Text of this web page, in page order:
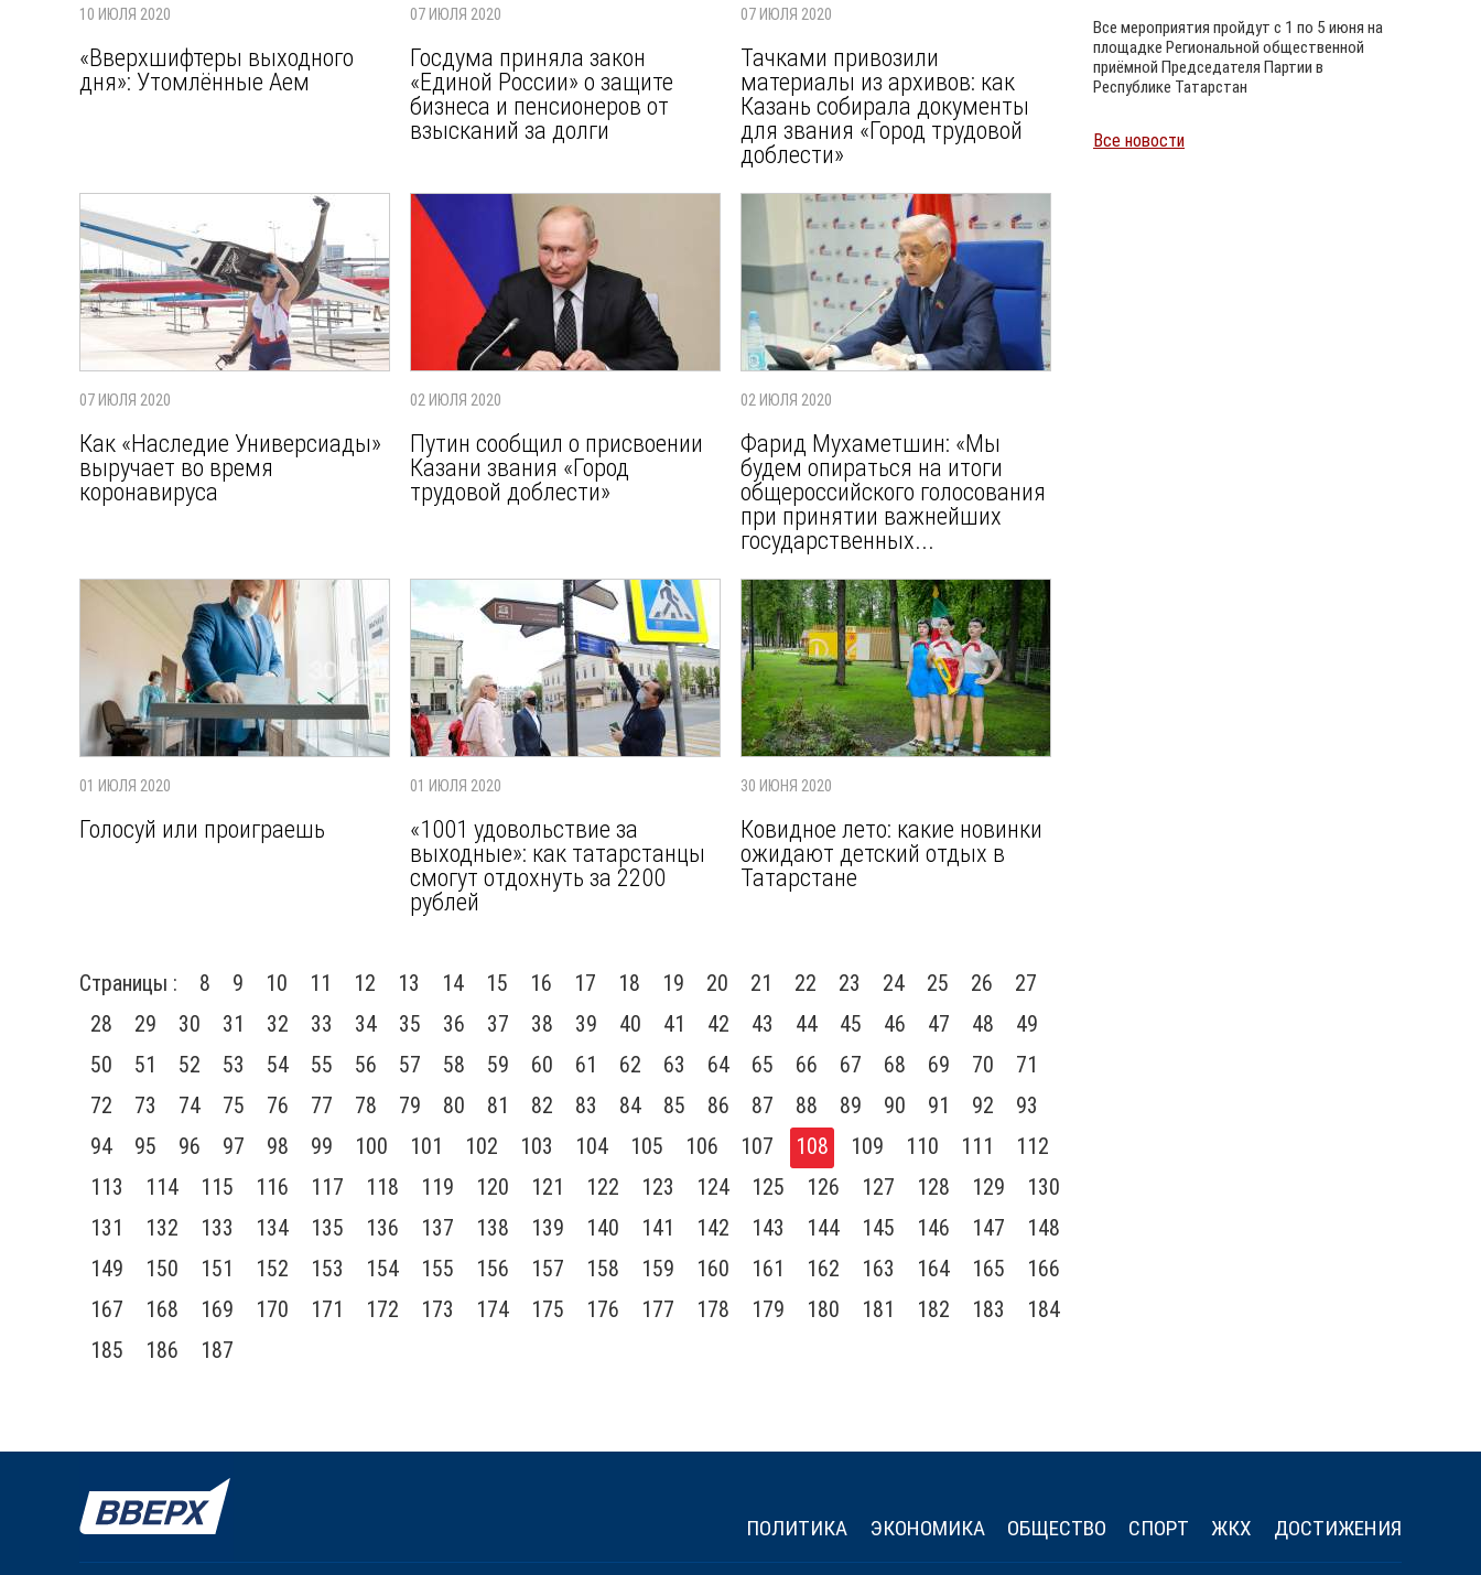
10 ИЮЛЯ 2020
«Вверхшифтеры выходного
дня»: Утомлённые Аем
07 ИЮЛЯ 2020
Госдума приняла закон
«Единой России» о защите
бизнеса и пенсионеров от
взысканий за долги
07 ИЮЛЯ 2020
Тачками привозили
материалы из архивов: как
Казань собирала документы
для звания «Город трудовой
доблести»
07 ИЮЛЯ 2020
Как «Наследие Универсиады»
выручает во время
коронавируса
02 ИЮЛЯ 2020
Путин сообщил о присвоении
Казани звания «Город
трудовой доблести»
02 ИЮЛЯ 2020
Фарид Мухаметшин: «Мы
будем опираться на итоги
общероссийского голосования
при принятии важнейших
государственных...
01 ИЮЛЯ 2020
Голосуй или проиграешь
01 ИЮЛЯ 2020
«1001 удовольствие за
выходные»: как татарстанцы
смогут отдохнуть за 2200
рублей
30 ИЮНЯ 2020
Ковидное лето: какие новинки
ожидают детский отдых в
Татарстане
Страницы : 8 9 10 11 12 13 14 15 16 17 18 19 20 21 22 23 24 25 26
27
28
29 30 31 32 33 34 35 36 37 38 39 40 41 42 43 44 45 46 47 48
49
50
51 52 53 54 55 56 57 58 59 60 61 62 63 64 65 66 67 68 69 70
71
72
73 74 75 76 77 78 79 80 81 82 83 84 85 86 87 88 89 90 91 92
93
94
95 96 97 98 99 100 101 102 103 104 105 106 107 108 109 110 111
112
113
114 115 116 117 118 119 120 121 122 123 124 125 126 127 128 129
130
131
132 133 134 135 136 137 138 139 140 141 142 143 144 145 146 147
148
149
150 151 152 153 154 155 156 157 158 159 160 161 162 163 164 165
166
167
168 169 170 171 172 173 174 175 176 177 178 179 180 181 182 183
184
185
186 187
Все мероприятия пройдут с 1 по 5 июня на
площадке Региональной общественной
приёмной Председателя Партии в
Республике Татарстан
Все новости
ДОСТИЖЕНИЯ
ЖКХ
СПОРТ
ОБЩЕСТВО
ЭКОНОМИКА
ПОЛИТИКА